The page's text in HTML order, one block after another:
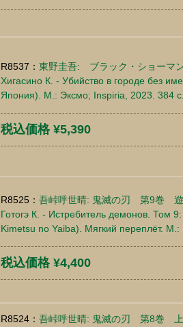
R8537： 東野圭吾: ブラック・ショーマ
Хигасино К. - Убийство в городе без
Япония). М.: Эксмо; Inspiria, 2023. 384
税込価格 ¥5,390
R8525： 吾峠呼世晴: 鬼滅の刃 第9巻 遊
Готогэ К. - Истребитель демонов. Том
Kimetsu no Yaiba). Мягкий переплёт.
税込価格 ¥4,400
R8524： 吾峠呼世晴: 鬼滅の刃 第8巻 上